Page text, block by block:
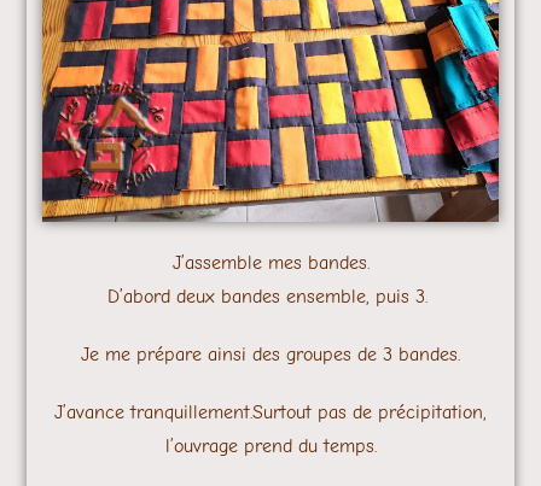
J’assemble mes bandes.
D’abord deux bandes ensemble, puis 3.
Je me prépare ainsi des groupes de 3 bandes.
J’avance tranquillement.Surtout pas de précipitation,
l’ouvrage prend du temps.